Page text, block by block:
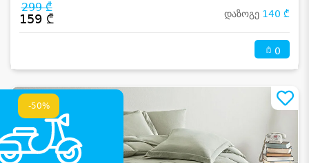
299 ₾
159 ₾ დაზოგე 140 ₾
0
-50%